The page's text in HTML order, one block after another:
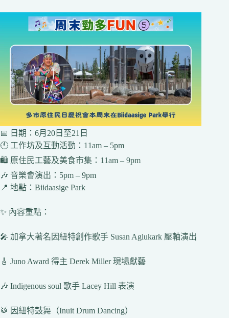
📅 日期：6月20日至21日
🕚 工作坊及互動活動：11am – 5pm
🛍️ 原住民工藝及美食市集：11am – 9pm
🎶 音樂會演出：5pm – 9pm
📍 地點：Biidaasige Park
✨ 內容重點：
🎤 加拿大著名因紐特創作歌手 Susan Aglukark 壓軸演出
🎸 Juno Award 得主 Derek Miller 現場獻藝
🎶 Indigenous soul 歌手 Lacey Hill 表演
🥁 因紐特鼓舞（Inuit Drum Dancing）